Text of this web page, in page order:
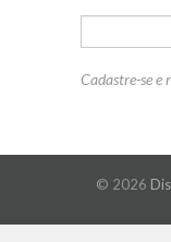
Cadastre-se e
© 2026